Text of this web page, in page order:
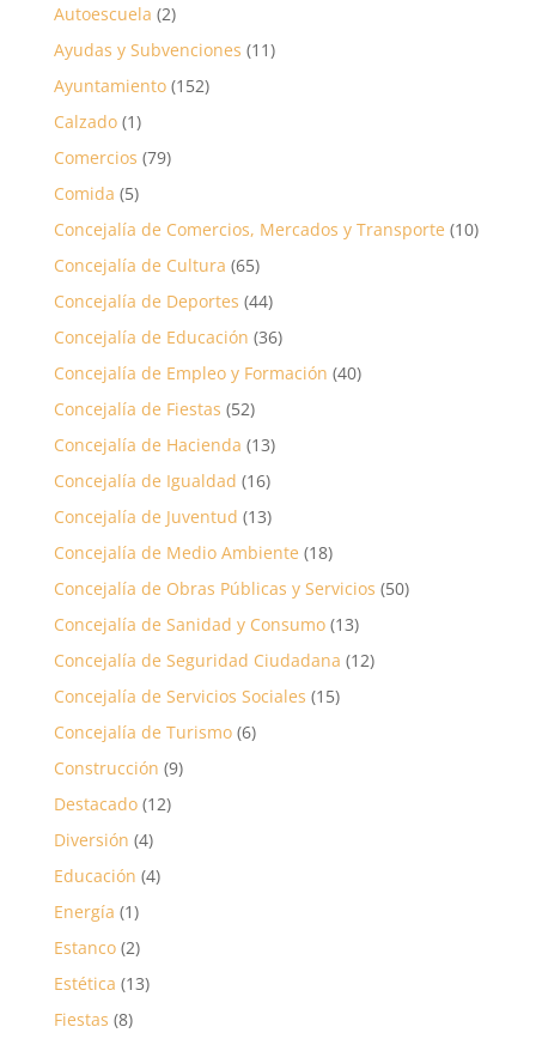
Autoescuela (2)
Ayudas y Subvenciones (11)
Ayuntamiento(152)
Calzado(1)
Comercios (79)
Comida (5)
Concejalía de Comercios, Mercados y Transporte (10)
Concejalía de Cultura (65)
Concejalía de Deportes (44)
Concejalía de Educación (36)
Concejalía de Empleo y Formación (40)
Concejalía de Fiestas (52)
Concejalía de Hacienda (13)
Concejalía de Igualdad (16)
Concejalía de Juventud (13)
Concejalía de Medio Ambiente (18)
Concejalía de Obras Públicas y Servicios (50)
Concejalía de Sanidad y Consumo(13)
Concejalía de Seguridad Ciudadana (12)
Concejalía de Servicios Sociales (15)
Concejalía de Turismo(6)
Construcción (9)
Destacado(12)
Diversión (4)
Educación (4)
Energía (1)
Estanco(2)
Estética (13)
Fiestas (8)